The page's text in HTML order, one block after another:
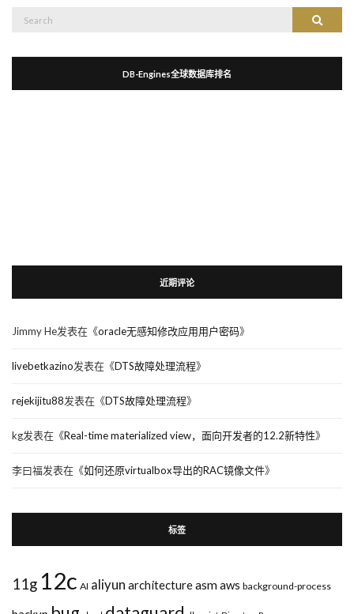
Search
DB-Engines全球数据库排名
近期评论
Jimmy He发表在《oracle无感知修改应用用户密码》
livebetkazino发表在《DTS故障处理流程》
rejekijitu88发表在《DTS故障处理流程》
kg发表在《Real-time materialized view，面向开发者的12.2新特性》
李曰福发表在《如何还原virtualbox导出的RAC镜像文件》
标签
11g 12c AI aliyun architectureasmaws background-process